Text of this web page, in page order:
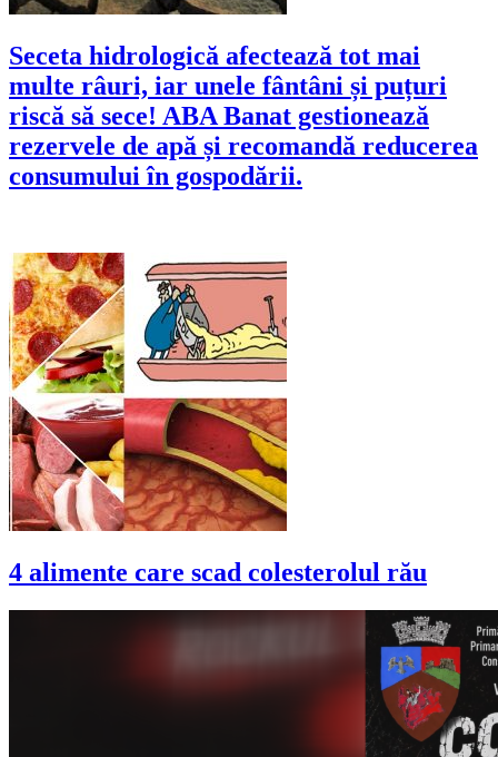
Seceta hidrologică afectează tot mai
multe râuri, iar unele fântâni și puțuri
riscă să sece! ABA Banat gestionează
rezervele de apă și recomandă reducerea
consumului în gospodării.
4 alimente care scad colesterolul rău